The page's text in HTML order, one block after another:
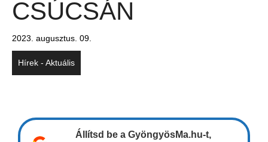
CSÚCSÁN
2023. augusztus. 09.
Hírek - Aktuális
Állítsd be a GyöngyösMa.hu-t,